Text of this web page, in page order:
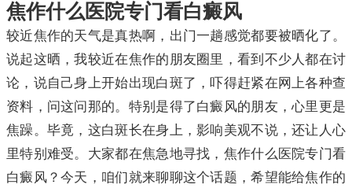
焦作什么医院专门看白癜风
较近焦作的天气是真热啊，出门一趟感觉都要被晒化了。
说起这晒，我较近在焦作的朋友圈里，看到不少人都在讨
论，说自己身上开始出现白斑了，吓得赶紧在网上各种查
资料，问这问那的。特别是得了白癜风的朋友，心里更是
焦躁。毕竟，这白斑长在身上，影响美观不说，还让人心
里特别难受。大家都在焦急地寻找，焦作什么医院专门看
白癜风？今天，咱们就来聊聊这个话题，希望能给焦作的